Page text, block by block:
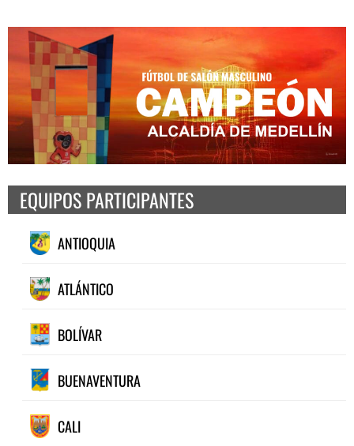
EQUIPOS PARTICIPANTES
ANTIOQUIA
ATLÁNTICO
BOLÍVAR
BUENAVENTURA
CALI